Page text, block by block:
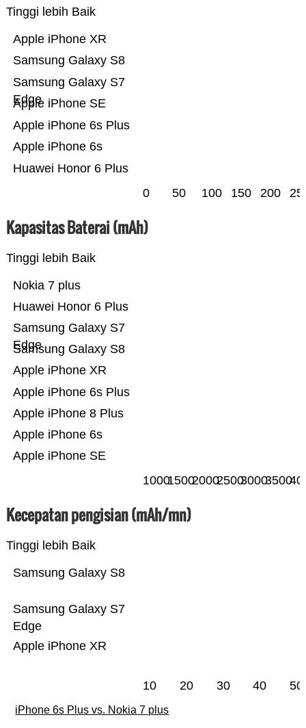
Tinggi lebih Baik
Huawei Honor 6 Plus
Apple iPhone 6s
Apple iPhone 6s Plus
Apple iPhone SE
Samsung Galaxy S7
Edge
Samsung Galaxy S8
Apple iPhone XR
0 50 100 150 200
Kapasitas Baterai (mAh)
Tinggi lebih Baik
Apple iPhone SE
Apple iPhone 6s
Apple iPhone 8 Plus
Apple iPhone 6s Plus
Apple iPhone XR
Samsung Galaxy S8
Samsung Galaxy S7
Edge
Huawei Honor 6 Plus
Nokia 7 plus
100015002000250030003500
Kecepatan pengisian (mAh/mn)
Tinggi lebih Baik
Apple iPhone XR
Samsung Galaxy S7
Edge
Samsung Galaxy S8
10 20 30 40 50
iPhone 6s Plus vs. Nokia 7 plus